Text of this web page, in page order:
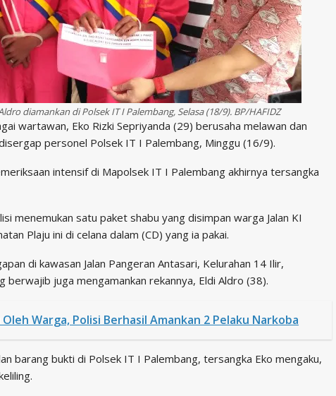
diamankan di Polsek IT I Palembang, Selasa (18/9). BP/HAFIDZ
wartawan, Eko Rizki Sepriyanda (29) berusaha melawan dan
personel Polsek IT I Palembang, Minggu (16/9).
intensif di Mapolsek IT I Palembang akhirnya tersangka
menemukan satu paket shabu yang disimpan warga Jalan KI
Plaju ini di celana dalam (CD) yang ia pakai.
di kawasan Jalan Pangeran Antasari, Kelurahan 14 Ilir,
berwajib juga mengamankan rekannya, Eldi Aldro (38).
Warga, Polisi Berhasil Amankan 2 Pelaku Narkoba
barang bukti di Polsek IT I Palembang, tersangka Eko mengaku,